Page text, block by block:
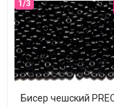
Бисер чешский